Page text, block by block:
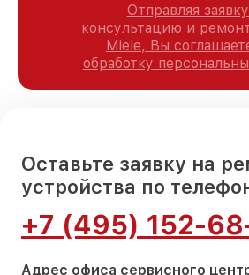
Отправляя
консультацию и
Miele, Вы
обработку
Оставьте заявку на
устройства по
+7 (495) 152-
Адрес офиса сервисного